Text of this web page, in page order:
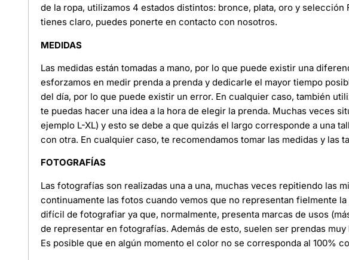
de la ropa, utilizamos 4 estados distintos: bronce, plata, oro y selección
tienes claro, puedes ponerte en contacto con nosotros.
MEDIDAS
Las medidas están tomadas a mano, por lo que puede existir una
esforzamos en medir prenda a prenda y dedicarle el mayor tiempo
del día, por lo que puede existir un error. En cualquier caso, también
te puedas hacer una idea a la hora de elegir la prenda. Muchas veces
ejemplo L-XL) y esto se debe a que quizás el largo corresponde a una
con otra. En cualquier caso, te recomendamos tomar las medidas y las
FOTOGRAFÍAS
Las fotografías son realizadas una a una, muchas veces repitiendo las
continuamente las fotos cuando vemos que no representan fielmente la
difícil de fotografiar ya que, normalmente, presenta marcas de usos
de representar en fotografías. Además de esto, suelen ser prendas
Es posible que en algún momento el color no se corresponda al 100%